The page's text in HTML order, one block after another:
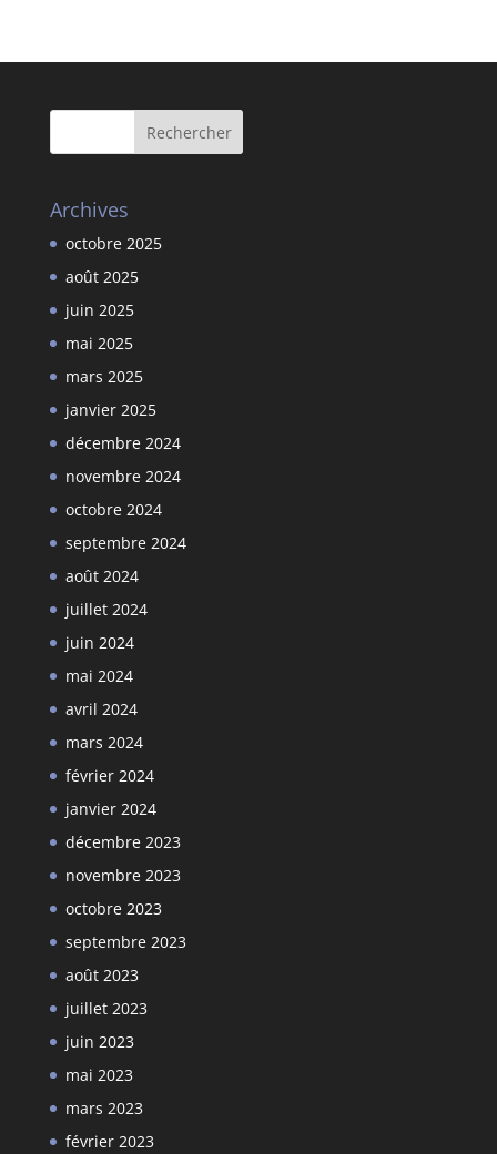
Archives
octobre 2025
août 2025
juin 2025
mai 2025
mars 2025
janvier 2025
décembre 2024
novembre 2024
octobre 2024
septembre 2024
août 2024
juillet 2024
juin 2024
mai 2024
avril 2024
mars 2024
février 2024
janvier 2024
décembre 2023
novembre 2023
octobre 2023
septembre 2023
août 2023
juillet 2023
juin 2023
mai 2023
mars 2023
février 2023